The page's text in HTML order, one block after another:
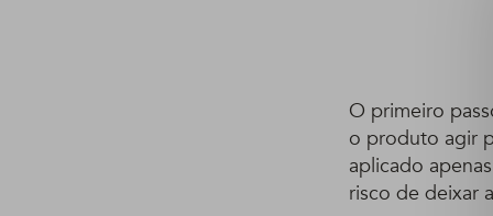
O primeiro
o produto agir
aplicado
risco de deixar